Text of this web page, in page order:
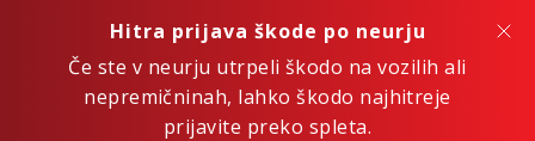
Hitra prijava škode po neurju
Če ste v neurju utrpeli škodo na vozilih ali
nepremičninah, lahko škodo najhitreje
prijavite preko spleta.